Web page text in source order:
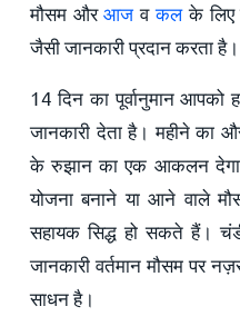
मौसम औरआजवकलके लिए
जैसी जानकारी प्रदान करता है।
14 दिन का पूर्वानुमान
जानकारी देता है। महीने का
के रुझान का एक आकलन
योजना बनाने या आने वाले
सहायक सिद्ध हो सकते हैं।
जानकारी वर्तमान मौसम पर
साधन है।